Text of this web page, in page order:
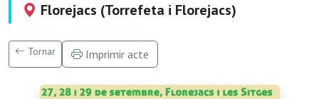
Florejacs (Torrefeta i Florejacs)
Tornar Imprimir acte